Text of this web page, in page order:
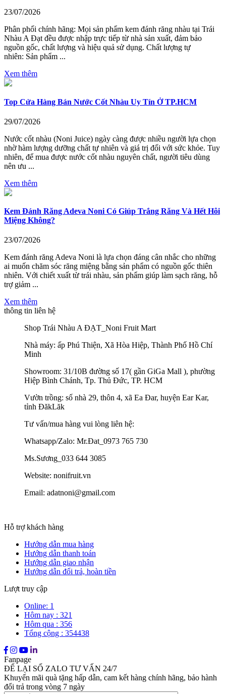
23/07/2026
Phân phối chính hãng: Mọi sản phẩm kem đánh răng nhàu tại Trái
Nhàu A Đạt đều được nhập trực tiếp từ nhà sản xuất, đảm bảo
nguồn gốc, chất lượng và hiệu quả sử dụng. Chất lượng tự
nhiên: Sản phẩm ...
Xem thêm
Top Cửa Hàng Bán Nước Cốt Nhàu Uy Tín Ở TP.HCM
29/07/2026
Nước cốt nhàu (Noni Juice) ngày càng được nhiều người lựa chọn
nhờ hàm lượng dưỡng chất tự nhiên và giá trị đối với sức khỏe. Tuy
nhiên, để mua được nước cốt nhàu nguyên chất, người tiêu dùng
nên ưu ...
Xem thêm
Kem Đánh Răng Adeva Noni Có Giúp Trắng Răng Và Hết Hôi
Miệng Không?
23/07/2026
Kem đánh răng Adeva Noni là lựa chọn đáng cân nhắc cho những
ai muốn chăm sóc răng miệng bằng sản phẩm có nguồn gốc thiên
nhiên. Với chiết xuất từ trái nhàu, sản phẩm giúp làm sạch răng, hỗ
trợ giảm ...
Xem thêm
thông tin liên hệ
Shop Trái Nhàu A ĐẠT_Noni Fruit Mart
Nhà máy: ấp Phú Thiện, Xã Hòa Hiệp, Thành Phố Hồ Chí
Minh
Showroom: 31/10B đường số 17( gần GiGa Mall ), phường
Hiệp Bình Chánh, Tp. Thủ Đức, TP. HCM
Vườn trồng: số nhà 29, thôn 4, xã Ea Đar, huyện Ear Kar,
tỉnh ĐăkLăk
Tư vấn/mua hàng vui lòng liên hệ:
Whatsapp/Zalo: Mr.Đat_0973 765 730
Ms.Sương_033 644 3085
Website: nonifruit.vn
Email: adatnoni@gmail.com
Hỗ trợ khách hàng
Hướng dẫn mua hàng
Hướng dẫn thanh toán
Hướng dẫn giao nhận
Hướng dẫn đổi trả, hoàn tiền
Lượt truy cập
Online: 1
Hôm nay : 321
Hôm qua : 356
Tổng cộng : 354438
Fanpage
ĐỂ LẠI SỐ ZALO TƯ VẤN 24/7
Khuyến mãi quà tặng hấp dẫn, cam kết hàng chính hãng, bảo hành
đổi trả trong vòng 7 ngày